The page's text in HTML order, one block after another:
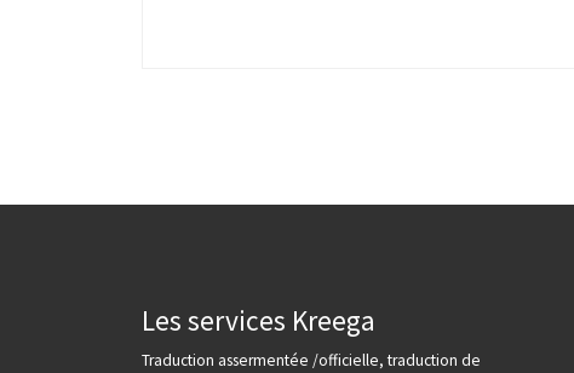
Les services Kreega
Traduction assermentée /officielle, traduction de